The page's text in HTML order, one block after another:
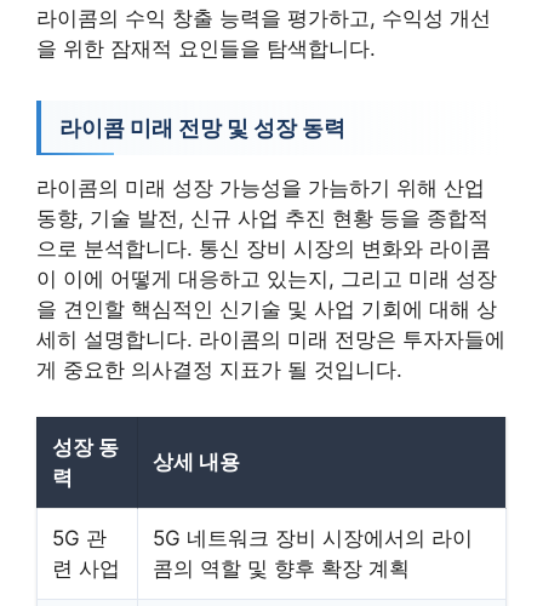
라이콤의 수익 창출 능력을 평가하고, 수익성 개선
을 위한 잠재적 요인들을 탐색합니다.
라이콤 미래 전망 및 성장 동력
라이콤의 미래 성장 가능성을 가늠하기 위해 산업
동향, 기술 발전, 신규 사업 추진 현황 등을 종합적
으로 분석합니다. 통신 장비 시장의 변화와 라이콤
이 이에 어떻게 대응하고 있는지, 그리고 미래 성장
을 견인할 핵심적인 신기술 및 사업 기회에 대해 상
세히 설명합니다. 라이콤의 미래 전망은 투자자들에
게 중요한 의사결정 지표가 될 것입니다.
성장 동
력
상세 내용
5G 관
련 사업
5G 네트워크 장비 시장에서의 라이
콤의 역할 및 향후 확장 계획